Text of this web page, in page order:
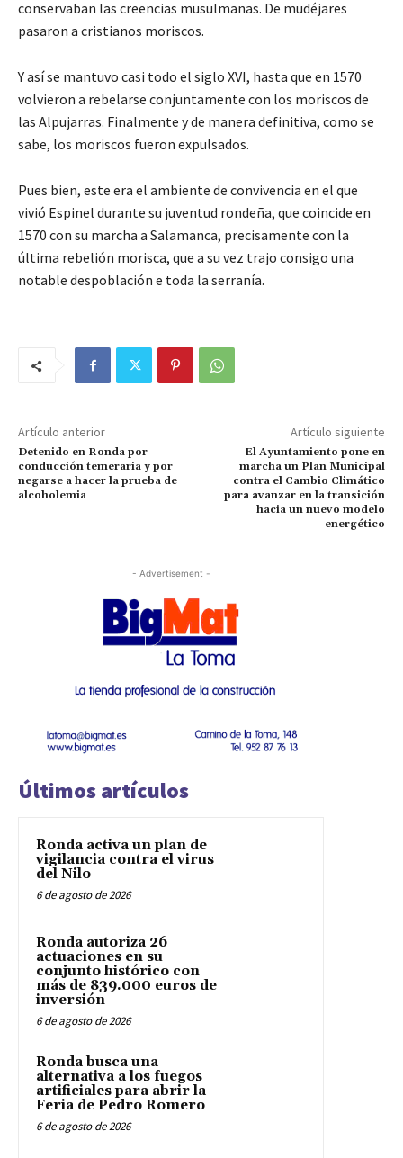
conservaban las creencias musulmanas. De mudéjares
pasaron a cristianos moriscos.
Y así se mantuvo casi todo el siglo XVI, hasta que en 1570
volvieron a rebelarse conjuntamente con los moriscos de
las Alpujarras. Finalmente y de manera definitiva, como se
sabe, los moriscos fueron expulsados.
Pues bien, este era el ambiente de convivencia en el que
vivió Espinel durante su juventud rondeña, que coincide en
1570 con su marcha a Salamanca, precisamente con la
última rebelión morisca, que a su vez trajo consigo una
notable despoblación e toda la serranía.
Artículo anterior
Detenido en Ronda por
conducción temeraria y por
negarse a hacer la prueba de
alcoholemia
Artículo siguiente
El Ayuntamiento pone en
marcha un Plan Municipal
contra el Cambio Climático
para avanzar en la transición
hacia un nuevo modelo
energético
- Advertisement -
Últimos artículos
Ronda activa un plan de
vigilancia contra el virus
del Nilo
6 de agosto de 2026
Ronda autoriza 26
actuaciones en su
conjunto histórico con
más de 839.000 euros de
inversión
6 de agosto de 2026
Ronda busca una
alternativa a los fuegos
artificiales para abrir la
Feria de Pedro Romero
6 de agosto de 2026